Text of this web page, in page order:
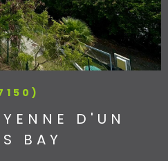
D'UN
BAY